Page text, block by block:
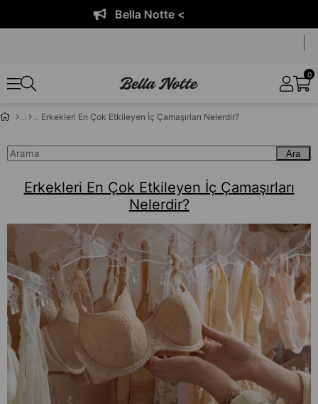
Bella Notte <
0
Erkekleri En Çok Etkileyen İç Çamaşırları Nelerdir?
Ara
Erkekleri En Çok Etkileyen İç Çamaşırları
Nelerdir?